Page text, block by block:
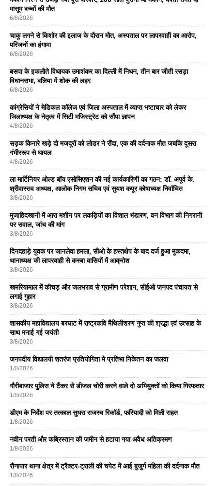
मासूम बच्चों की मौत
6/8/2026
चाकू लगने से किशोर की इलाज के दौरान मौत, अस्पताल पर लापरवाही का आरोप,
परिजनों का हंगामा
6/8/2026
बसपा के इकलाैते विधायक उमाशंकर का दिल्ली में निधन, तीन बार जीती रसड़ा
विधानसभा, बलिया में शोक की लहर
6/8/2026
कांग्रेसियों ने मेडिकल कॉलेज एवं जिला अस्पताल में व्याप्त भष्टाचार को लेकर
जिलाध्यक्ष के नेतृत्व में सिटी मजिस्ट्रेट को सौंपा ज्ञापन
4/8/2026
सड़क किनारे खड़े दो मजदूरों को लोडर ने रौंदा, एक की दर्दनाक मौत जबकि दूसरा
गंभीररूप से घायल
4/8/2026
ला मार्टिनियर ओल्ड बॉय एसोसिएशन की नई कार्यकारिणी का गठन: डॉ. अपूर्व के.
श्रीवास्तव अध्यक्ष, आलोक निगम सचिव एवं सुयश कपूर कोषाध्यक्ष निर्वाचित
3/8/2026
मुजाहिदखानी में आरा मशीन पर लकड़ियों का विशाल भंडारण, वन विभाग की निगरानी
पर सवाल, जांच की मांग
3/8/2026
दिनदहाड़े युवक पर जानलेवा हमला, सीओ के हस्तक्षेप के बाद दर्ज हुआ मुकदमा,
थानाध्यक्ष की लापरवाही से कस्बा वासियों में आक्रोश
3/8/2026
खमरियामाल में कीचड़ और जलभराव से ग्रामीण परेशान, सीईओ जनपद पंचायत से
लगाई गुहार
3/8/2026
शासकीय महाविद्यालय बरघाट में राष्ट्रकवि मैथिलीशरण गुप्त की श्रद्धा एवं उत्साह के
साथ मनाई गई जयंती
3/8/2026
जनपदीय विद्यालयी शतरंज प्रतियोगिता मे प्रतिभा निकेतन का जलवा
1/8/2026
गौरीबाजार पुलिस ने टैंकर से डीजल चोरी करने वाले दो अभियुक्तों को किया गिरफतार
1/8/2026
डीएम के निर्देश पर तत्काल सुधरा राजस्व रिकॉर्ड, फरियादी को मिली राहत
1/8/2026
नवीन परती और कब्रिस्तान की जमीन से हटाया गया अवैध अतिक्रमण
1/8/2026
रौनापार थाना क्षेत्र में ट्रैक्टर-ट्राली की चपेट में आई बुजुर्ग महिला की दर्दनाक मौत
1/8/2026